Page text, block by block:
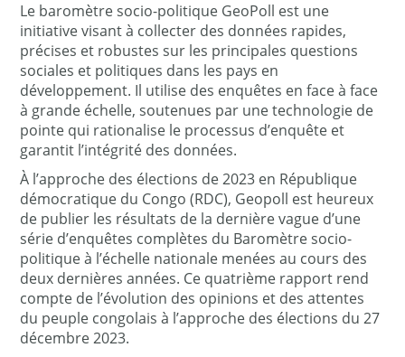
Le baromètre socio-politique GeoPoll est une
initiative visant à collecter des données rapides,
précises et robustes sur les principales questions
sociales et politiques dans les pays en
développement. Il utilise des enquêtes en face à face
à grande échelle, soutenues par une technologie de
pointe qui rationalise le processus d’enquête et
garantit l’intégrité des données.
À l’approche des élections de 2023 en République
démocratique du Congo (RDC), Geopoll est heureux
de publier les résultats de la dernière vague d’une
série d’enquêtes complètes du Baromètre socio-
politique à l’échelle nationale menées au cours des
deux dernières années. Ce quatrième rapport rend
compte de l’évolution des opinions et des attentes
du peuple congolais à l’approche des élections du 27
décembre 2023.